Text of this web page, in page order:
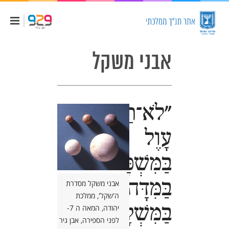
אבני משקל
"לֹא־תַעֲשׂוּ
עָוֶל
בַּמִּשְׁפָּט
בַּמִּדָּה
בַּמִּשְׁקָל
אבני משקל מסדרת
ה'שקל', ממלכת
יהודה, המאה ה 7-
לפני הספירה, אבן גיר